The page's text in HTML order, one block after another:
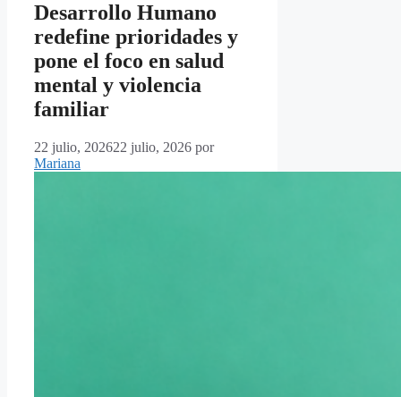
Desarrollo Humano
redefine prioridades y
pone el foco en salud
mental y violencia
familiar
22 julio, 202622 julio, 2026 por
Mariana